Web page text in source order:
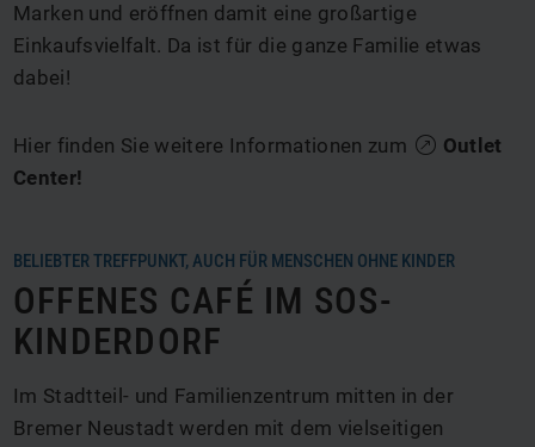
Marken und eröffnen damit eine großartige
Einkaufsvielfalt. Da ist für die ganze Familie etwas
dabei!
Hier finden Sie weitere Informationen zum
Outlet
Center!
BELIEBTER TREFFPUNKT, AUCH FÜR MENSCHEN OHNE KINDER
OFFENES CAFÉ IM SOS-
KINDERDORF
Im Stadtteil- und Familienzentrum mitten in der
Bremer Neustadt werden mit dem vielseitigen